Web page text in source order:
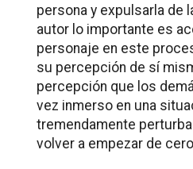
persona y expulsarla de
autor lo importante es
personaje en este
su percepción de sí
percepción que los
vez inmerso en una
tremendamente
volver a empezar de